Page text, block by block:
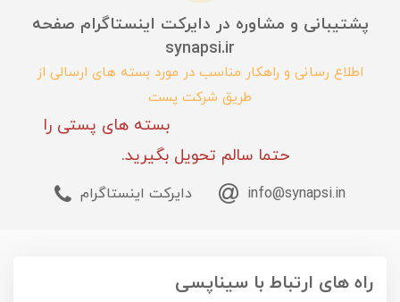
پشتیبانی و مشاوره در دایرکت اینستاگرام صفحه
synapsi.ir
اطلاع رسانی و راهکار مناسب در مورد بسته های ارسالی از
طریق شرکت پست
بسته های پستی را
حتما سالم تحویل بگیرید.
info@synapsi.in دایرکت اینستاگرام
راه های ارتباط با سیناپسی